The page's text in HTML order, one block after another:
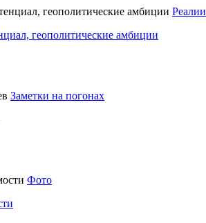
Реалии
геополитические амбиции
Заметки на погонах
Фото